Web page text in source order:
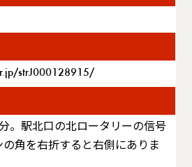
strJ000128915/
。駅北口の北ロータリーの信号
角を右折すると右側にありま